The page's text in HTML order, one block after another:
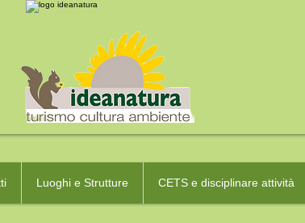
Luoghi e Strutture CETS e disciplinare attività